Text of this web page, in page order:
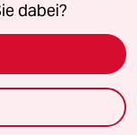
(Ads)
dabei?